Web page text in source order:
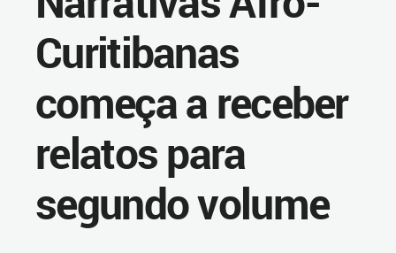
Curitibanas
começa a receber
relatos para
segundo volume